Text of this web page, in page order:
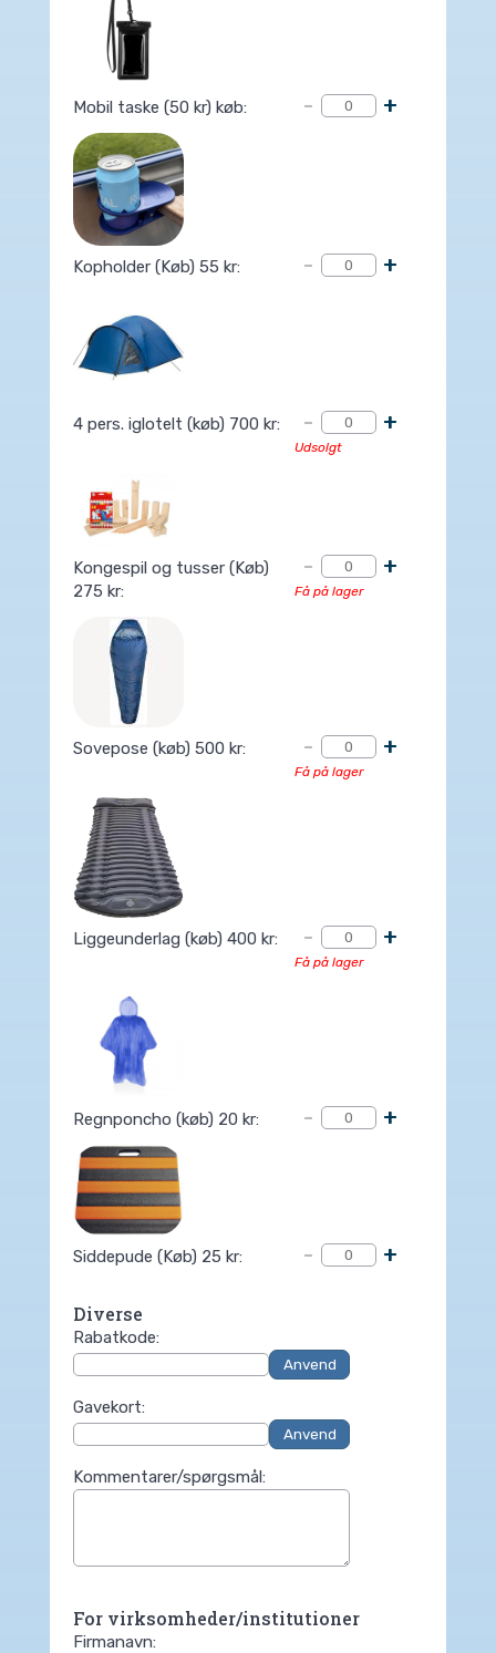
Mobil taske (50 kr) køb: - +
Kopholder (Køb) 55 kr: - +
4 pers. iglotelt (køb) 700 kr: - +
Udsolgt
Kongespil og tusser (Køb)
275 kr:
- +
Få på lager
Sovepose (køb) 500 kr: - +
Få på lager
Liggeunderlag (køb) 400 kr: - +
Få på lager
Regnponcho (køb) 20 kr: - +
Siddepude (Køb) 25 kr: - +
Diverse
Rabatkode:
Gavekort:
Kommentarer/spørgsmål:
For virksomheder/institutioner
Firmanavn: